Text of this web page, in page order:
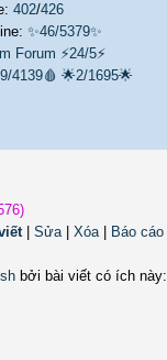
402/426
✨46/5379✨
Forum ⚡24/5⚡
4139🩸 🌟2/1695🌟
| Sửa| Xóa| Báo cáo
bởi bài viết có ích này: